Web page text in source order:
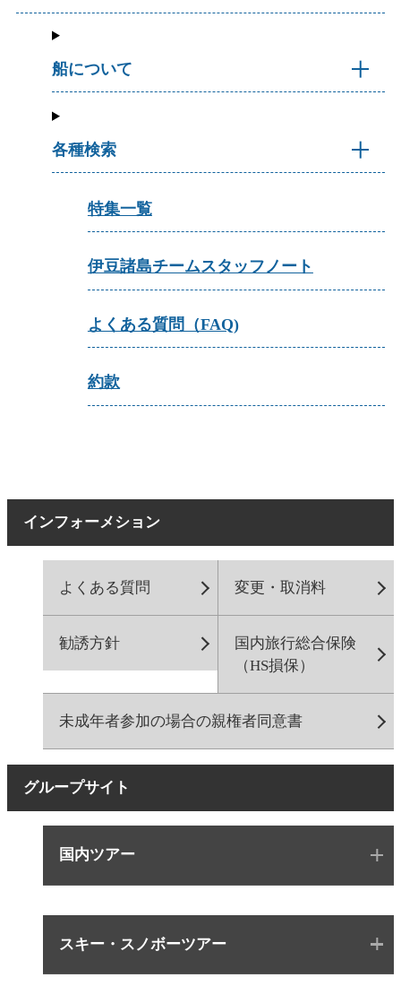
船について
各種検索
特集一覧
伊豆諸島チームスタッフノート
よくある質問（FAQ)
約款
インフォーメション
よくある質問 変更・取消料
勧誘方針
国内旅行総合保険
（HS損保）
未成年者参加の場合の親権者同意書
グループサイト
国内ツアー
スキー・スノボーツアー